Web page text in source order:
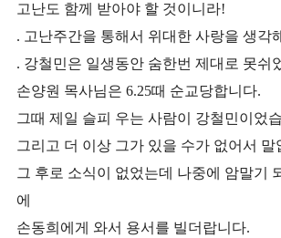
고난도 함께 받아야 할 것이니라!
. 고난주간을 통해서 위대한 사랑을 생각
. 강철민은 일생동안 숨한번 제대로 못쉬
손양원 목사님은 6.25때 순교당합니다.
그때 제일 슬피 우는 사람이 강철민이었
그리고 더 이상 그가 있을 수가 없어서 말
그 후로 소식이 없었는데 나중에 암말기
에
손동희에게 와서 용서를 빌더랍니다.